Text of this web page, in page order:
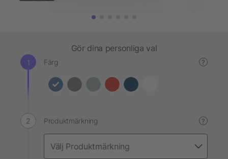
Gör dina personliga val
Färg ?
Produktmärkning ?